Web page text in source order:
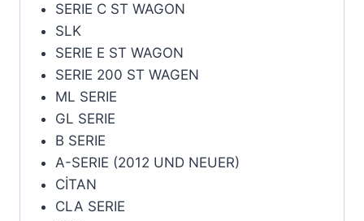
SERIE C ST WAGON
SLK
SERIE E ST WAGON
SERIE 200 ST WAGEN
ML SERIE
GL SERIE
B SERIE
A-SERIE (2012 UND NEUER)
CİTAN
CLA SERIE